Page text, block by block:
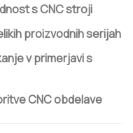
s CNC stroji
proizvodnih serijah
v primerjavi s
CNC obdelave